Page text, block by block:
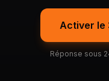
Activer le
Réponse sous